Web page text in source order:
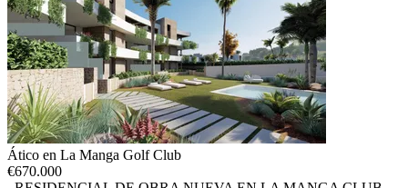
Ático en La Manga Golf Club
€670.000